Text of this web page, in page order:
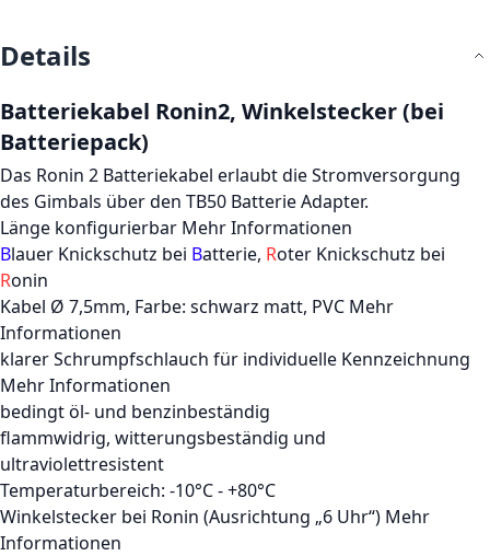
Details
Batteriekabel Ronin2, Winkelstecker (bei
Batteriepack)
Das Ronin 2 Batteriekabel erlaubt die Stromversorgung
des Gimbals über den TB50 Batterie Adapter.
Länge konfigurierbar Mehr Informationen
Blauer Knickschutz bei Batterie, Roter Knickschutz bei
Ronin
Kabel Ø 7,5mm, Farbe: schwarz matt, PVC Mehr
Informationen
klarer Schrumpfschlauch für individuelle Kennzeichnung
Mehr Informationen
bedingt öl- und benzinbeständig
flammwidrig, witterungsbeständig und
ultraviolettresistent
Temperaturbereich: -10°C - +80°C
Winkelstecker bei Ronin (Ausrichtung „6 Uhr“) Mehr
Informationen